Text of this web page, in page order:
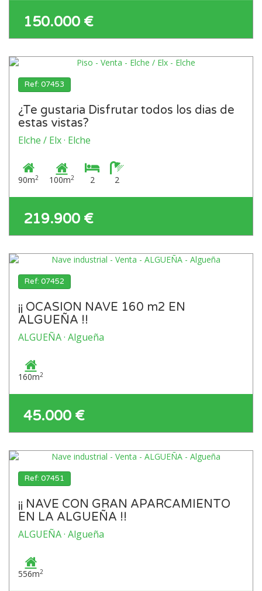
150.000 €
Ref: 07453
¿Te gustaria Disfrutar todos los dias de
estas vistas?
Elche / Elx · Elche
90m2 100m2 2 2
219.900 €
Ref: 07452
¡¡ OCASION NAVE 160 m2 EN
ALGUEÑA !!
ALGUEÑA · Algueña
160m2
45.000 €
Ref: 07451
¡¡ NAVE CON GRAN APARCAMIENTO
EN LA ALGUEÑA !!
ALGUEÑA · Algueña
556m2